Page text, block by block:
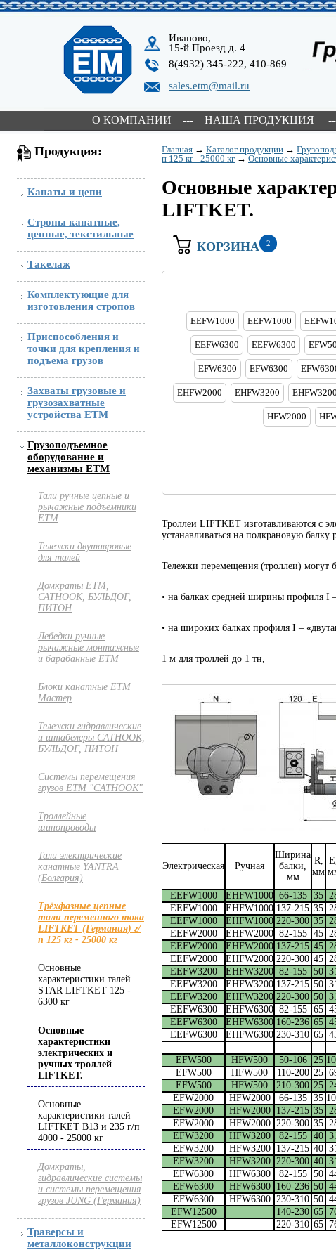
Иваново,
15-й Проезд д. 4
8(4932) 345-222, 410-869
sales.etm@mail.ru
О КОМПАНИИ --- НАША ПРОДУКЦИЯ
Продукция:
Канаты и цепи
Стропы канатные,
цепные, текстильные
Такелаж
Комплектующие для
изготовления стропов
Приспособления и
точки для крепления и
подъема грузов
Захваты грузовые и
грузозахватные
устройства ETM
Грузоподъемное
оборудование и
механизмы ETM
Тали ручные цепные и
рычажные подъемники
ЕТМ
Тележки двутавровые
для талей
Домкраты ЕТМ,
САТНООК, БУЛЬДОГ,
ПИТОН
Лебедки ручные
рычажные монтажные
и барабанные ETM
Блоки канатные ETM
Мастер
Тележки гидравлические
и штабелеры CATHOOK,
БУЛЬДОГ, ПИТОН
Системы перемещения
грузов ЕТМ "CATHOOK"
Троллейные
шинопроводы
Тали электрические
канатные YANTRA
(Болгария)
Трёхфазные цепные
тали переменного тока
LIFTKET (Германия) г/
п 125 кг - 25000 кг
Основные
характеристики талей
STAR LIFTKET 125 -
6300 кг
Основные
характеристики
электрических и
ручных троллей
LIFTKET.
Основные
характеристики талей
LIFTKET B13 и 235 г/п
4000 - 25000 кг
Домкраты,
гидравлические системы
и системы перемещения
грузов JUNG (Германия)
Траверсы и
металлоконструкции
Главная → Каталог продукции →
п 125 кг - 25000 кг → Основные
Основные
LIFTKET.
КОРЗИНА 2
EEFW1000 EEFW1000
EEFW6300 EEFW6300
EFW6300 EFW6300
EHFW2000 EHFW3200 EHFW3200
HFW2000
Троллеи LIFTKET изготавливаются с
устанавливаться на подкрановую
Тележки перемещения (троллеи) могут
• на балках средней ширины профиля I
• на широких балках профиля I –
1 м для троллей до 1 тн,
Электрическая Ручная
Ширина
балки,
мм
R,
мм
E,
EEFW1000
EHFW1000 66-135 35
EEFW1000
EHFW1000 137-215 35
EEFW1000
EHFW1000 220-300 35
EEFW2000
EHFW2000 82-155 45
EEFW2000
EHFW2000 137-215 45
EEFW2000
EHFW2000 220-300 45
EEFW3200
EHFW3200 82-155 50
EEFW3200
EHFW3200 137-215 50
EEFW3200
EHFW3200 220-300 50
EEFW6300
EHFW6300 82-155 65
EEFW6300
EHFW6300 160-236 65
EEFW6300
EHFW6300 230-310 65
EFW500 HFW500 50-106 25
EFW500
HFW500 110-200 25
EFW500
HFW500 210-300 25
EFW2000
HFW2000 66-135 35
EFW2000
HFW2000 137-215 35
EFW2000
HFW2000 220-300 35
EFW3200
HFW3200 82-155 40
EFW3200
HFW3200 137-215 40
EFW3200
HFW3200 220-300 40
EFW6300
HFW6300 82-155 50
EFW6300
HFW6300 160-236 50
EFW6300
HFW6300 230-310 50
EFW12500
140-230 65
EFW12500
220-310 65